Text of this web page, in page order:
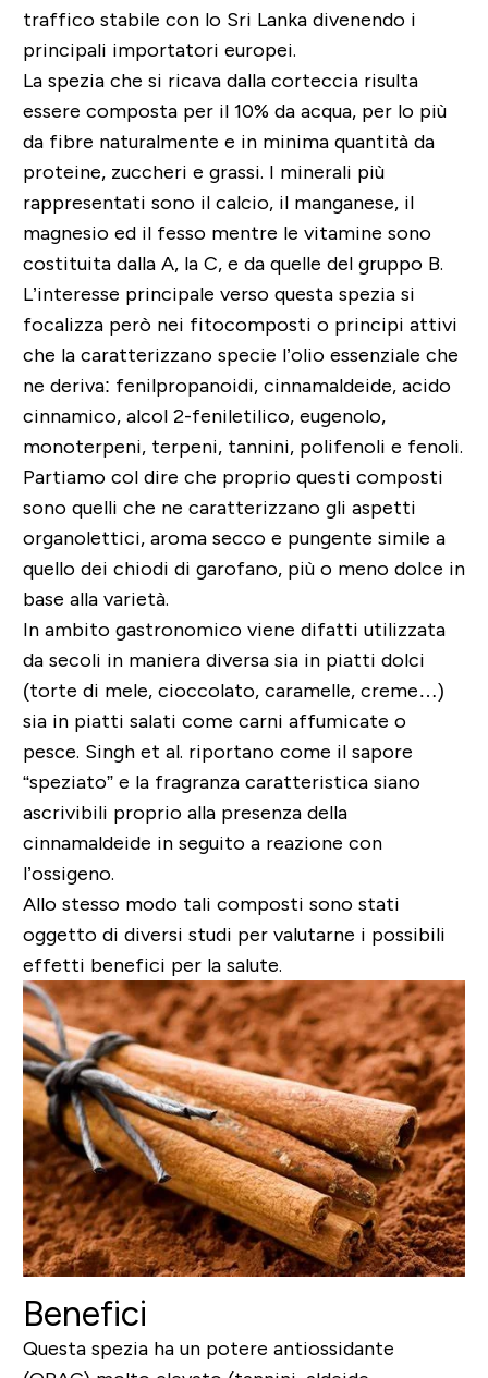
traffico stabile con lo Sri Lanka divenendo i
principali importatori europei.
La spezia che si ricava dalla corteccia risulta
essere composta per il 10% da acqua, per lo più
da fibre naturalmente e in minima quantità da
proteine, zuccheri e grassi. I minerali più
rappresentati sono il calcio, il manganese, il
magnesio ed il fesso mentre le vitamine sono
costituita dalla A, la C, e da quelle del gruppo B.
L’interesse principale verso questa spezia si
focalizza però nei fitocomposti o principi attivi
che la caratterizzano specie l’olio essenziale che
ne deriva: fenilpropanoidi, cinnamaldeide, acido
cinnamico, alcol 2-feniletilico, eugenolo,
monoterpeni, terpeni, tannini, polifenoli e fenoli.
Partiamo col dire che proprio questi composti
sono quelli che ne caratterizzano gli aspetti
organolettici, aroma secco e pungente simile a
quello dei chiodi di garofano, più o meno dolce in
base alla varietà.
In ambito gastronomico viene difatti utilizzata
da secoli in maniera diversa sia in piatti dolci
(torte di mele, cioccolato, caramelle, creme…)
sia in piatti salati come carni affumicate o
pesce. Singh et al. riportano come il sapore
“speziato” e la fragranza caratteristica siano
ascrivibili proprio alla presenza della
cinnamaldeide in seguito a reazione con
l’ossigeno.
Allo stesso modo tali composti sono stati
oggetto di diversi studi per valutarne i possibili
effetti benefici per la salute.
Benefici
Questa spezia ha un potere antiossidante